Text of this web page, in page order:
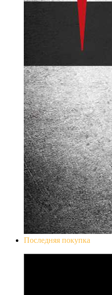
Последняя покупка